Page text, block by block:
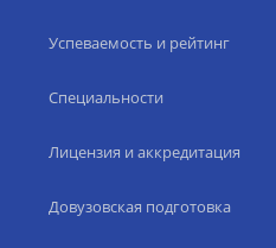
Успеваемость и рейтинг
Специальности
Лицензия и аккредитация
Довузовская подготовка